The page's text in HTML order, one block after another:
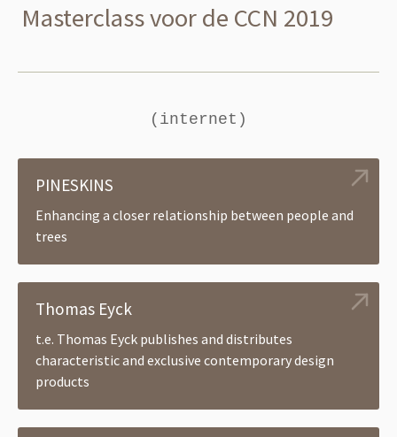
Masterclass voor de CCN 2019
(internet)
PINESKINS
Enhancing a closer relationship between people and
trees
Thomas Eyck
t.e. Thomas Eyck publishes and distributes
characteristic and exclusive contemporary design
products